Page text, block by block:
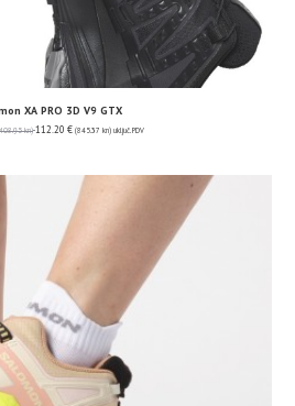
XA PRO 3D V9 GTX
kn) 112.20 € (845.37 kn) uključ. PDV